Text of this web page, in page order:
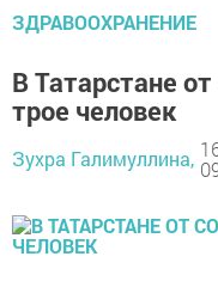
ЗДРАВООХРАНЕНИЕ
В Татарстане
трое человек
Зухра Галимуллина,